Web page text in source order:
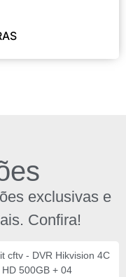
exclusivas e
Confira!
cftv - DVR Hikvision 4C
HD 500GB + 04